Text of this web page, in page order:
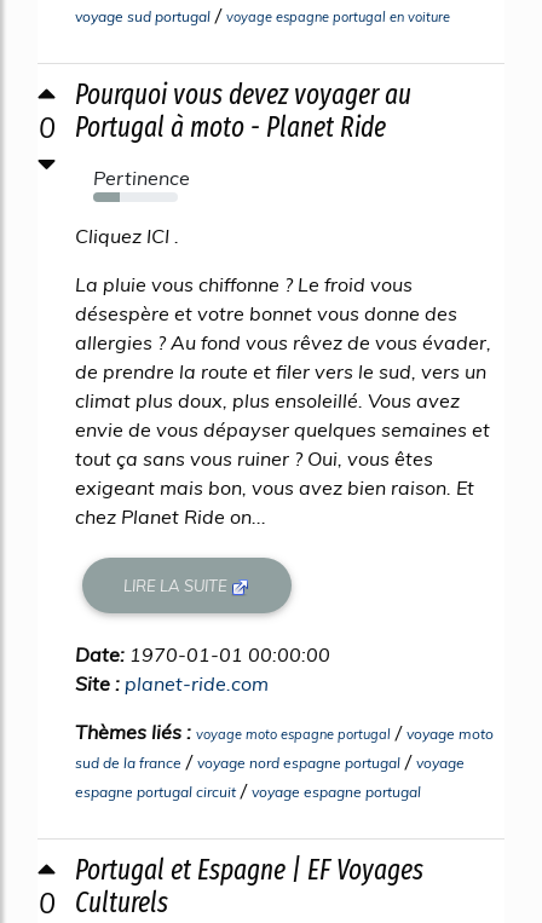
voyage sud portugal / voyage espagne portugal en voiture
0
Pourquoi vous devez voyager au
Portugal à moto - Planet Ride
Pertinence
32%
Cliquez ICI .
La pluie vous chiffonne ? Le froid vous
désespère et votre bonnet vous donne des
allergies ? Au fond vous rêvez de vous évader,
de prendre la route et filer vers le sud, vers un
climat plus doux, plus ensoleillé. Vous avez
envie de vous dépayser quelques semaines et
tout ça sans vous ruiner ? Oui, vous êtes
exigeant mais bon, vous avez bien raison. Et
chez Planet Ride on...
LIRE LA SUITE
Date: 1970-01-01 00:00:00
Site : planet-ride.com
Thèmes liés : voyage moto espagne portugal / voyage moto
sud de la france / voyage nord espagne portugal / voyage
espagne portugal circuit/ voyage espagne portugal
0
Portugal et Espagne | EF Voyages
Culturels